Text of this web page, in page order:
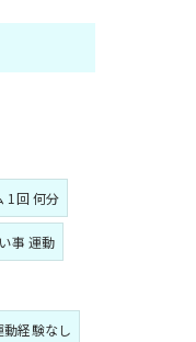
1回 何分
事 運動
動経験なし